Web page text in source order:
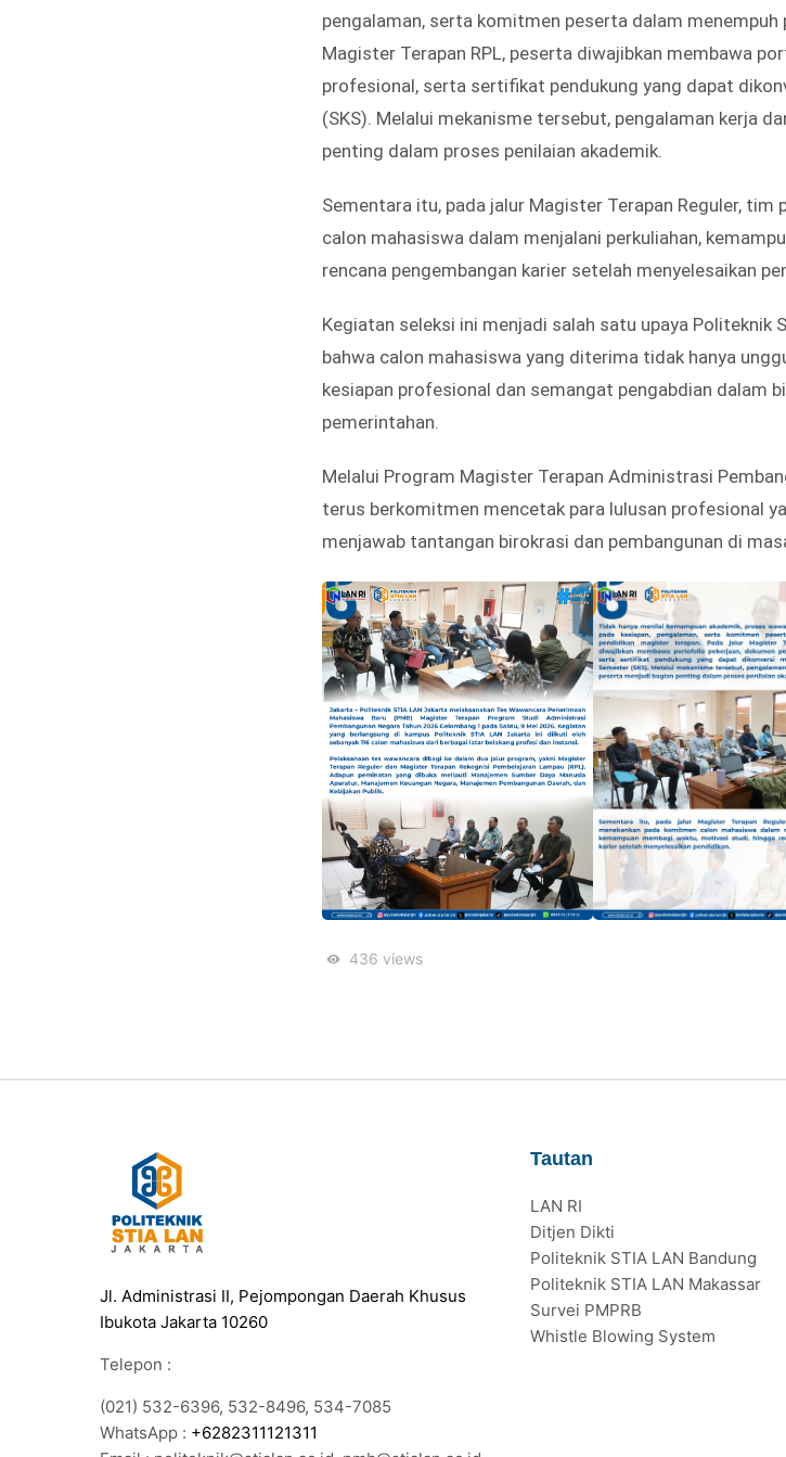
pengalaman, serta komitmen peserta dalam
Magister Terapan RPL, peserta diwajibkan membawa
profesional, serta sertifikat pendukung yang dapat
(SKS). Melalui mekanisme tersebut, pengalaman kerja
penting dalam proses penilaian akademik.
Sementara itu, pada jalur Magister Terapan Reguler, tim
calon mahasiswa dalam menjalani perkuliahan,
rencana pengembangan karier setelah menyelesaikan
Kegiatan seleksi ini menjadi salah satu upaya Politeknik
bahwa calon mahasiswa yang diterima tidak hanya
kesiapan profesional dan semangat pengabdian dalam
pemerintahan.
Melalui Program Magister Terapan Administrasi
terus berkomitmen mencetak para lulusan profesional
menjawab tantangan birokrasi dan pembangunan di
436 views
Jl. Administrasi II, Pejompongan Daerah Khusus
Ibukota Jakarta 10260
Telepon :
(021) 532-6396, 532-8496, 534-7085
WhatsApp : +6282311121311
Tautan
LAN RI
Ditjen Dikti
Politeknik STIA LAN Bandung
Politeknik STIA LAN Makassar
Survei PMPRB
Whistle Blowing System